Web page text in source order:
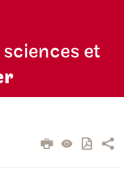
sciences et